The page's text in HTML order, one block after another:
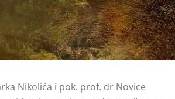
Nikolića i pok. prof. dr Novice